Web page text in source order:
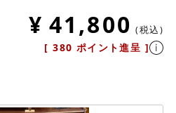
¥ 41,800 税込
[ 380 ポイント進呈 ]